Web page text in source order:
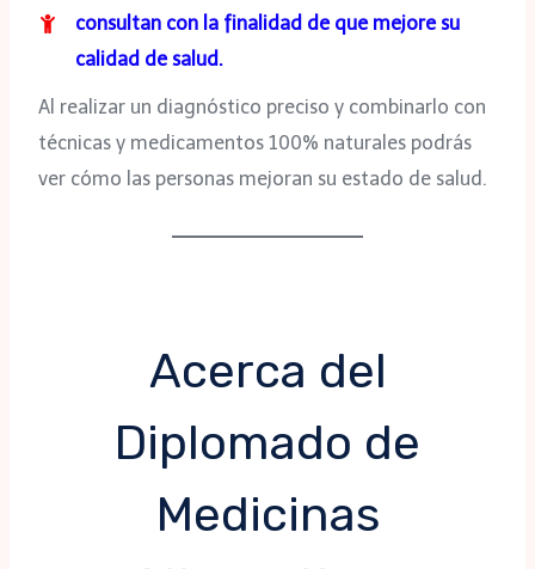
consultan con la finalidad de que mejore su
calidad de salud.
Al realizar un diagnóstico preciso y combinarlo con
técnicas y medicamentos 100% naturales podrás
ver cómo las personas mejoran su estado de salud.
Acerca del
Diplomado de
Medicinas